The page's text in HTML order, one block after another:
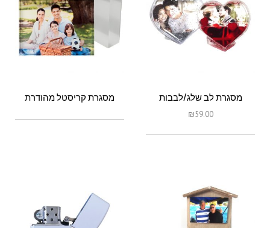
מסגרת לב שלג/לבבות
₪59.00
מסגרת קריסטל מהודרת